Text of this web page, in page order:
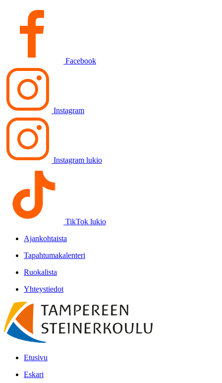
Facebook
Instagram
Instagram lukio
TikTok lukio
Ajankohtaista
Tapahtumakalenteri
Ruokalista
Yhteystiedot
Etusivu
Eskari